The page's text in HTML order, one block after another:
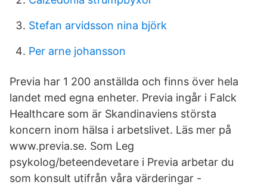
Stefan arvidsson nina björk
Per arne johansson
Previa har 1 200 anställda och finns över hela
landet med egna enheter. Previa ingår i Falck
Healthcare som är Skandinaviens största
koncern inom hälsa i arbetslivet. Läs mer på
www.previa.se. Som Leg
psykolog/beteendevetare i Previa arbetar du
som konsult utifrån våra värderingar -